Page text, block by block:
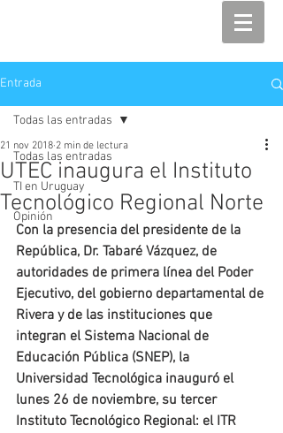
Entrada
Todas las entradas
TI en Uruguay
Opinión
Todas las entradas
UTEC inaugura el Instituto
Tecnológico Regional Norte
21 nov 2018 2 min de lectura
Con la presencia del presidente de la
República, Dr. Tabaré Vázquez, de
autoridades de primera línea del Poder
Ejecutivo, del gobierno departamental de
Rivera y de las instituciones que
integran el Sistema Nacional de
Educación Pública (SNEP), la
Universidad Tecnológica inauguró el
lunes 26 de noviembre, su tercer
Instituto Tecnológico Regional: el ITR